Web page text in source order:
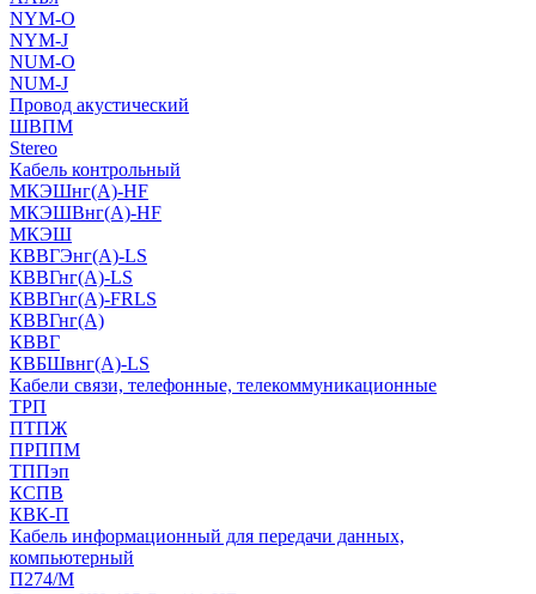
NYM-O
NYM-J
NUM-О
NUM-J
Провод акустический
ШВПМ
Stereo
Кабель контрольный
МКЭШнг(A)-HF
МКЭШВнг(А)-HF
МКЭШ
КВВГЭнг(А)-LS
КВВГнг(А)-LS
КВВГнг(А)-FRLS
КВВГнг(А)
КВВГ
КВБШвнг(А)-LS
Кабели связи, телефонные, телекоммуникационные
ТРП
ПТПЖ
ПРППМ
ТППэп
КСПВ
КВК-П
Кабель информационный для передачи данных,
компьютерный
П274/М